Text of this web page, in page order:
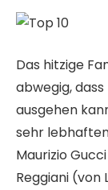
Das hitzige
abwegig,
ausgehen
sehr
Maurizio
Reggiani (von